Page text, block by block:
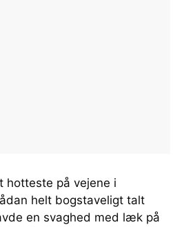
hotteste på vejene i
helt bogstaveligt talt
en svaghed med læk på